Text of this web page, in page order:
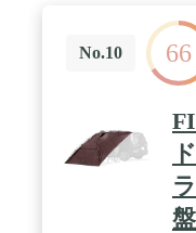
ズ：本体サイズ : (
(約
ル・ポール : グラ
水圧：1,500mm以
×2・吸盤フック
ッグ×1・取扱説
の方に] カーサイ
グタープ カーサイ
オーニング カー
ドシェルター カ
No.10 66